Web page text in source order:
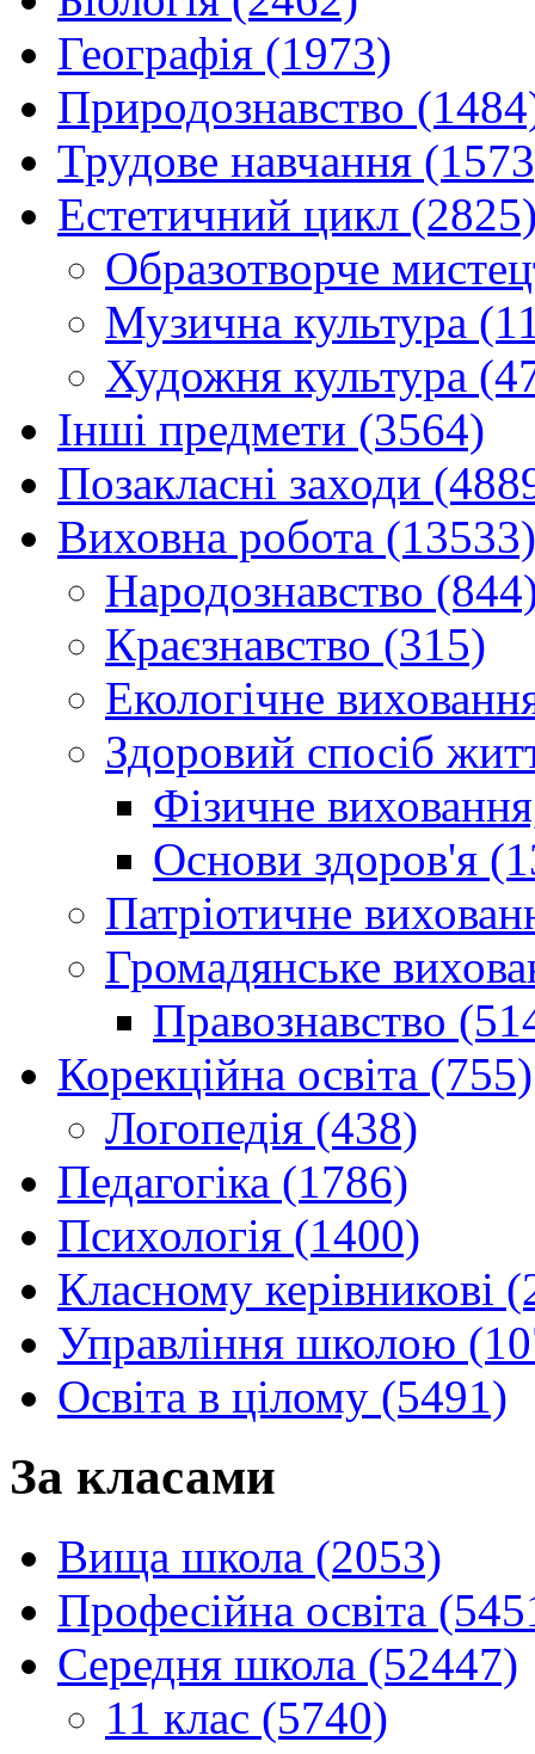
Географія (1973)
Природознавство
Трудове навчання
Естетичний цикл
Образотворче
Музична культура
Художня культура
Інші предмети (3564)
Позакласні заходи
Виховна робота (13533)
Народознавство
Краєзнавство (315)
Екологічне
Здоровий спосіб
Фізичне
Основи здоров'я
Патріотичне
Громадянське
Правознавство
Корекційна освіта (755)
Логопедія (438)
Педагогіка (1786)
Психологія (1400)
Класному керівникові
Управління школою
Освіта в цілому (5491)
За класами
Вища школа (2053)
Професійна освіта
Середня школа (52447)
11 клас (5740)